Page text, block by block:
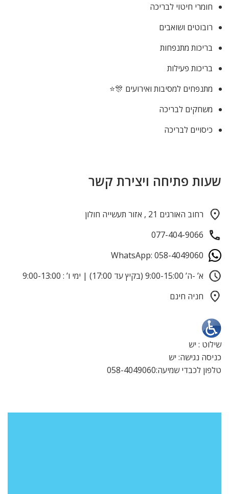
חומרי חיטוי לבריכה
רובוטים ושואבים
בריכות מתנפחות
בריכות פעילות
מתנפחים למסיבות ואירועים 🎊⭐
משחקים לבריכה
כיסויים לבריכה
שעות פתיחה ויצירת קשר
רחוב האורגים 21 , אזור תעשייה חולון
077-404-9066
WhatsApp: 058-4049060
א’ -ה’ 9:00-15:00 (בקיץ עד 17:00) | ימי ו’ : 9:00-13:00
חניה חינם
שילוט : יש
כניסה נגישה: יש
טלפון לכבדי שמיעה:058-4049060